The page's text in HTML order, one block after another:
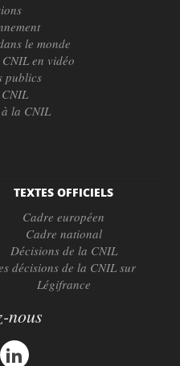
le monde
en vidéo
publics
la CNIL
TEXTES OFFICIELS
Cadre européen
Cadre national
Décisions de la CNIL
décisions de la CNIL sur
Légifrance
nous